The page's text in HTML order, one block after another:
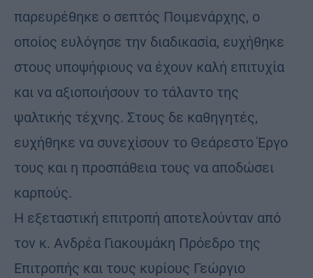
παρευρέθηκε ο σεπτός Ποιμενάρχης, ο
οποίος ευλόγησε την διαδικασία, ευχήθηκε
στους υποψήφιους να έχουν καλή επιτυχία
και να αξιοποιήσουν το τάλαντο της
ψαλτικής τέχνης. Στους δε καθηγητές,
ευχήθηκε να συνεχίσουν το Θεάρεστο Έργο
τους και η προσπάθεια τους να αποδώσει
καρπούς.
Η εξεταστική επιτροπή αποτελούνταν από
τον κ. Ανδρέα Γιακουμάκη Πρόεδρο της
Επιτροπής και τους κυρίους Γεώργιο